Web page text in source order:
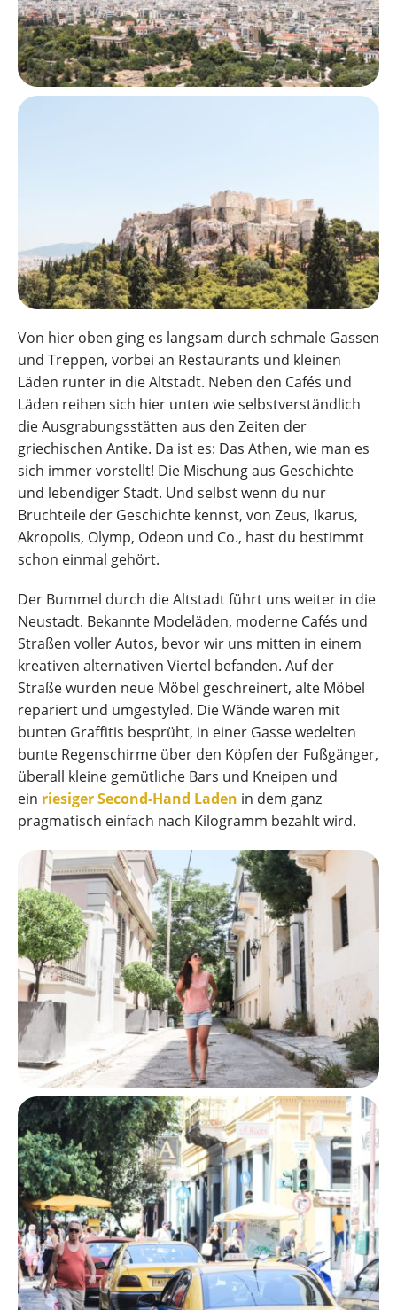
Von hier oben ging es langsam durch schmale Gassen
und Treppen, vorbei an Restaurants und kleinen
Läden runter in die Altstadt. Neben den Cafés und
Läden reihen sich hier unten wie selbstverständlich
die Ausgrabungsstätten aus den Zeiten der
griechischen Antike. Da ist es: Das Athen, wie man es
sich immer vorstellt! Die Mischung aus Geschichte
und lebendiger Stadt. Und selbst wenn du nur
Bruchteile der Geschichte kennst, von Zeus, Ikarus,
Akropolis, Olymp, Odeon und Co., hast du bestimmt
schon einmal gehört.
Der Bummel durch die Altstadt führt uns weiter in die
Neustadt. Bekannte Modeläden, moderne Cafés und
Straßen voller Autos, bevor wir uns mitten in einem
kreativen alternativen Viertel befanden. Auf der
Straße wurden neue Möbel geschreinert, alte Möbel
repariert und umgestyled. Die Wände waren mit
bunten Graffitis besprüht, in einer Gasse wedelten
bunte Regenschirme über den Köpfen der Fußgänger,
überall kleine gemütliche Bars und Kneipen und
ein riesiger Second-Hand Laden in dem ganz
pragmatisch einfach nach Kilogramm bezahlt wird.